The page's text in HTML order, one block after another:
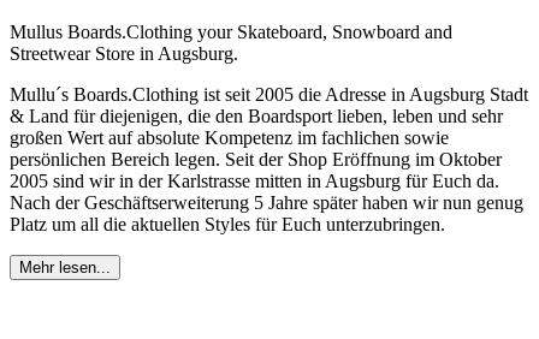
Mullus Boards.Clothing your Skateboard, Snowboard and
Streetwear Store in Augsburg.
Mullu´s Boards.Clothing ist seit 2005 die Adresse in Augsburg Stadt
& Land für diejenigen, die den Boardsport lieben, leben und sehr
großen Wert auf absolute Kompetenz im fachlichen sowie
persönlichen Bereich legen. Seit der Shop Eröffnung im Oktober
2005 sind wir in der Karlstrasse mitten in Augsburg für Euch da.
Nach der Geschäftserweiterung 5 Jahre später haben wir nun genug
Platz um all die aktuellen Styles für Euch unterzubringen.
Mehr lesen...